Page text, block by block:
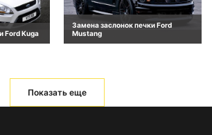
Ford Kuga
Замена заслонок печки Ford
Mustang
Показать еще